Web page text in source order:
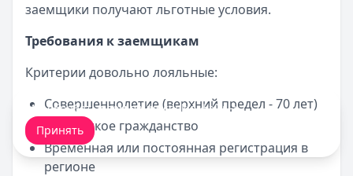
заемщики получают льготные условия.
Требования к заемщикам
Критерии довольно лояльные:
Совершеннолетие (верхний предел - 70 лет)
Российское гражданство
Временная или постоянная регистрация в
регионе
Мы обрабатываем ваши cookie-файлы.
Принять